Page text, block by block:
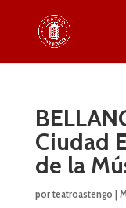
Ciudad
de la
porteatroastengo |